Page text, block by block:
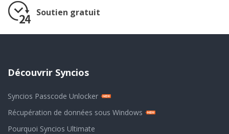
Soutien gratuit
Découvrir Syncios
Syncios Passcode Unlocker
Récupération de données sous Windows
Pourquoi Syncios Ultimate